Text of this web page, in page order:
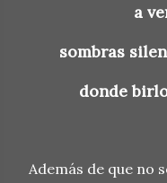
a
sombras
donde
Además de que no